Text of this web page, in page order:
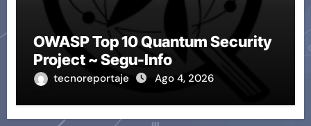
OWASP Top 10 Quantum Security
Project ~ Segu-Info
tecnoreportaje Ago 4, 2026